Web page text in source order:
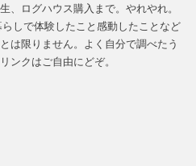
、ログハウス購入まで。やれやれ。
しで体験したこと感動したことなど
は限りません。よく自分で調べたう
ンクはご自由にどぞ。